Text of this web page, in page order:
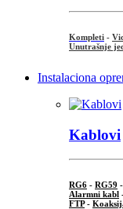
Kompleti -
Unutrašnje
Instalaciona
Kablovi
RG6 - RG59
Alarmni kabl
FTP-